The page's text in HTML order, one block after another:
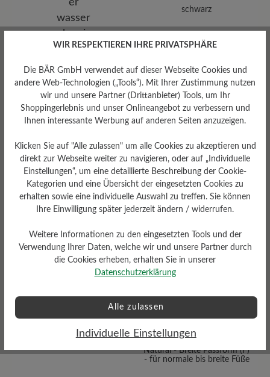
Obermaterial
Kalbveloursleder
wasserabweisend
schwarz
Futter
Filz-Futter/Ferse Textilfutter
Passform
Natural - Breite Passform (F)
- für normale bis breite Füße
WIR RESPEKTIEREN IHRE PRIVATSPHÄRE
Die BÄR GmbH verwendet auf dieser Webseite Cookies und
andere Web-Technologien („Tools“). Mit Ihrer Zustimmung nutzen
wir und unsere Partner (Drittanbieter) Tools, um Ihr
Shoppingerlebnis und unser Onlineangebot zu verbessern und
Ihnen interessante Werbung auf anderen Seiten anzuzeigen.
Klicken Sie auf "Alle zulassen" um alle Cookies zu akzeptieren und
direkt zur Webseite weiter zu navigieren, oder auf „Individuelle
Einstellungen“, um eine detaillierte Beschreibung der Cookie-
Kategorien und eine Übersicht der eingesetzten Cookies zu
erhalten sowie eine individuelle Auswahl zu treffen. Sie können
Ihre Einwilligung später jederzeit ändern / widerrufen.
Weitere Informationen zu den eingesetzten Tools und der
Verwendung Ihrer Daten, welche wir und unsere Partner durch
die Cookies erheben, erhalten Sie in unserer
Datenschutzerklärung
Alle zulassen
Individuelle Einstellungen